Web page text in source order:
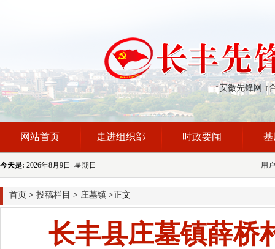
↑安徽先锋网 ↑
网站首页 走进组织部 时政要闻 基
今天是: 2026年8月9日 星期日 用
首页 > 投稿栏目 > 庄墓镇 >正文
长丰县庄墓镇薛桥